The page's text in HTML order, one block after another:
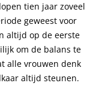
tien jaar zoveel
geweest voor
altijd op de eerste
om de balans te
alle vrouwen denk
altijd steunen.